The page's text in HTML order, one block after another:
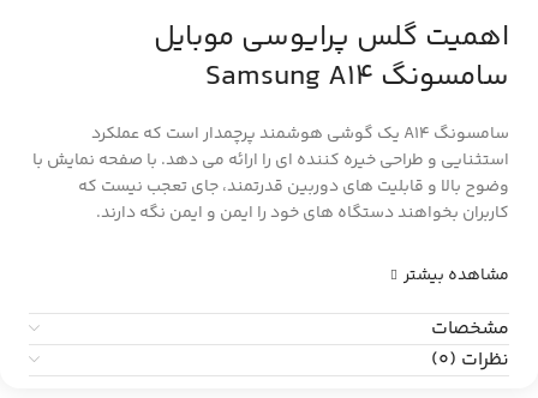
اهمیت گلس پرایوسی موبایل
سامسونگ Samsung A14
سامسونگ A14 یک گوشی هوشمند پرچمدار است که عملکرد
استثنایی و طراحی خیره کننده ای را ارائه می دهد. با صفحه نمایش با
وضوح بالا و قابلیت های دوربین قدرتمند، جای تعجب نیست که
کاربران بخواهند دستگاه های خود را ایمن و ایمن نگه دارند.
مشاهده بیشتر
مشخصات
نظرات (0)